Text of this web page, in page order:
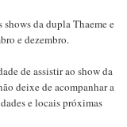
da dupla Thaeme e
e dezembro.
de assistir ao show da
deixe de acompanhar a
e locais próximas